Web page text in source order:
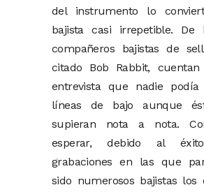
del instrumento lo
bajista casi irrepetible. De
compañeros bajistas de
citado Bob Rabbit,
entrevista que nadie
líneas de bajo aunque
supieran nota a nota.
esperar, debido al
grabaciones en las que
sido numerosos bajistas